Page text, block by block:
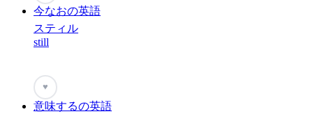
今なおの英語
スティル
still
♥
意味するの英語